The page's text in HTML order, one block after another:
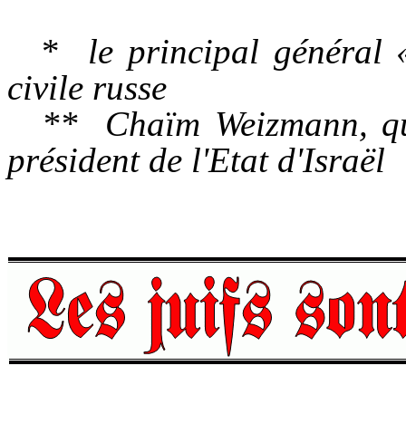
* le principal général
civile russe
** Chaïm Weizmann,
président de l'Etat d'Israël